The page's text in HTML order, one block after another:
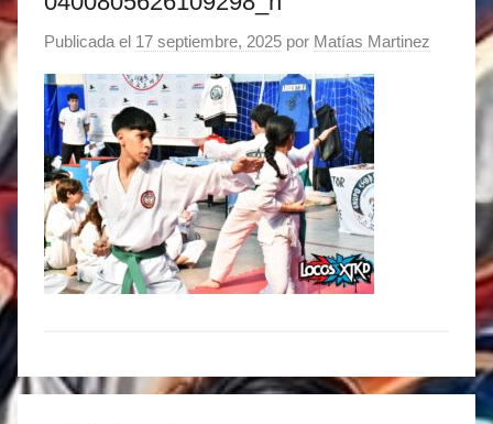
Publicada el 17 septiembre, 2025 por Matías Martinez